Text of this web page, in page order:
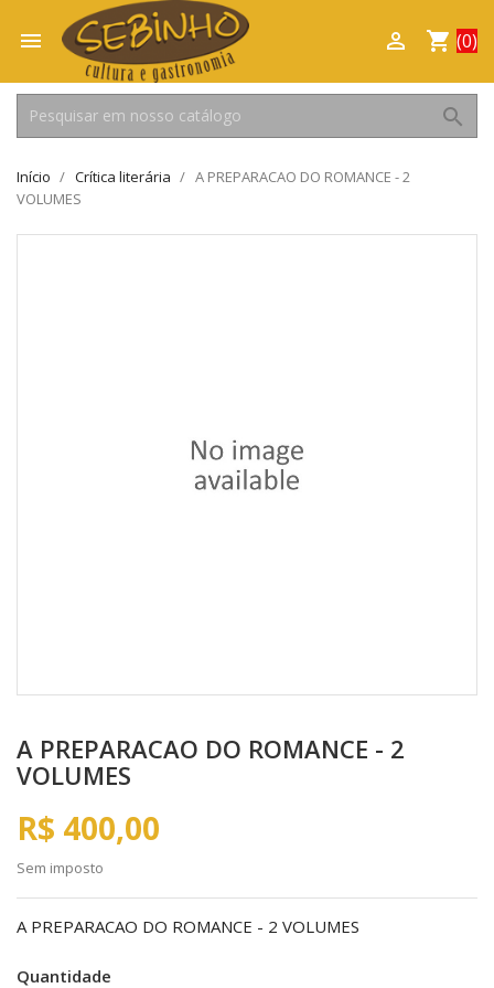
 shopping_cart (0)

search
Início Crítica literária
A PREPARACAO DO ROMANCE - 2
VOLUMES
A PREPARACAO DO ROMANCE - 2
VOLUMES
R$ 400,00
Sem imposto
A PREPARACAO DO ROMANCE - 2 VOLUMES
Quantidade